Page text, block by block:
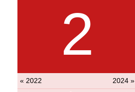
2
« 2022
2024 »